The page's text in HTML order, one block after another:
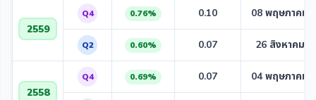
2559
Q4 0.76% 0.10 08 พฤษภาคม
Q2 0.60% 0.07 26 สิงหาคม
2558
Q4 0.69% 0.07 04 พฤษภาคม